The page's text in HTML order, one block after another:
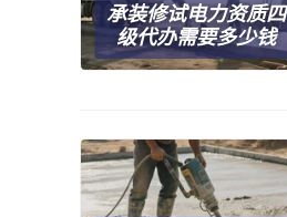
承装修试电力资质四
级代办需要多少钱